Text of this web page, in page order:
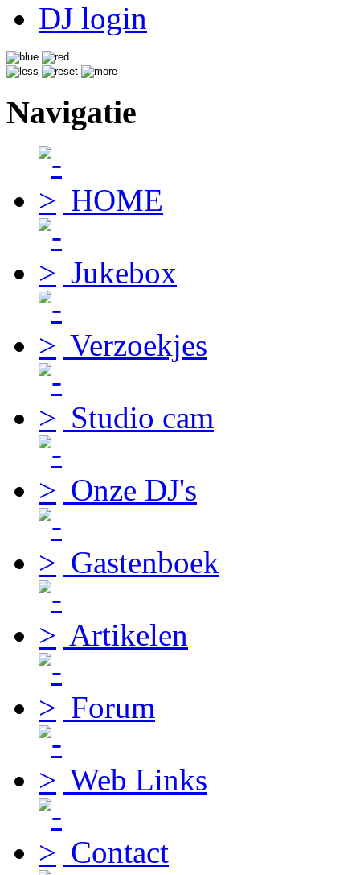
DJ login
Navigatie
HOME
Jukebox
Verzoekjes
Studio cam
Onze DJ's
Gastenboek
Artikelen
Forum
Web Links
Contact